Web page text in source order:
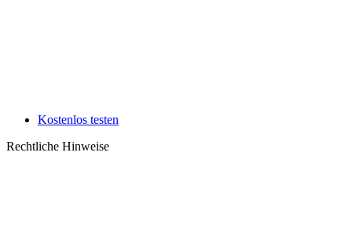
Kostenlos testen
Rechtliche Hinweise